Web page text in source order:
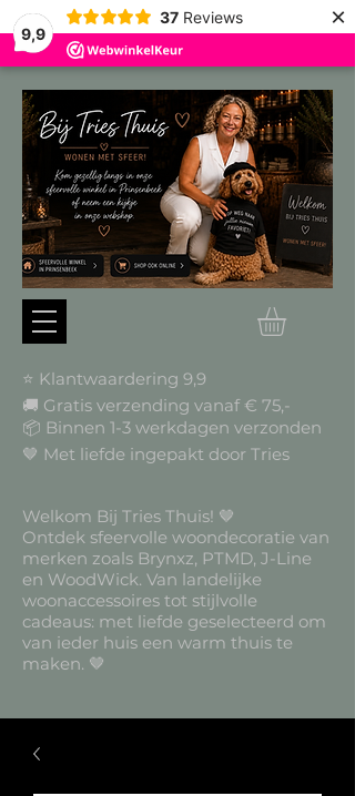
9,9
37 Reviews ×
⭐ Klantwaardering 9,9
🚚 Gratis verzending vanaf € 75,-
📦 Binnen 1-3 werkdagen verzonden
🤎 Met liefde ingepakt door Tries
Welkom Bij Tries Thuis! 🤎
Ontdek sfeervolle woondecoratie van
merken zoals Brynxz, PTMD, J-Line
en WoodWick. Van landelijke
woonaccessoires tot stijlvolle
cadeaus: met liefde geselecteerd om
van ieder huis een warm thuis te
maken. 🤎